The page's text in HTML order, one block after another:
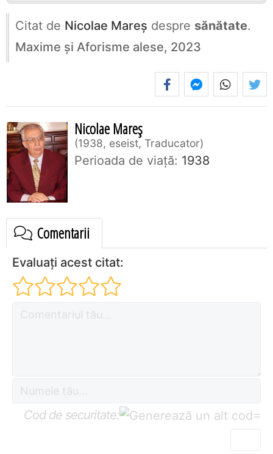
Citat de Nicolae Mareș despre sănătate.
Maxime și Aforisme alese, 2023
Nicolae Mareș
1938, eseist, Traducator
Perioada de viaţă: 1938
Comentarii
Evaluați acest citat:
Cod de securitate: =